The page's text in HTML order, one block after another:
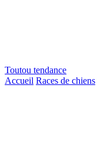
Toutou tendance
Accueil Races de chiens